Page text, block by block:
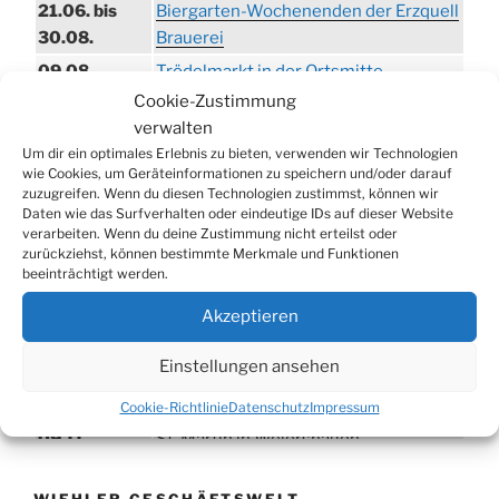
Cookie-Zustimmung
verwalten
Um dir ein optimales Erlebnis zu bieten, verwenden wir Technologien
wie Cookies, um Geräteinformationen zu speichern und/oder darauf
zuzugreifen. Wenn du diesen Technologien zustimmst, können wir
Daten wie das Surfverhalten oder eindeutige IDs auf dieser Website
verarbeiten. Wenn du deine Zustimmung nicht erteilst oder
zurückziehst, können bestimmte Merkmale und Funktionen
beeinträchtigt werden.
Akzeptieren
Einstellungen ansehen
Cookie-RichtlinieDatenschutzImpressum
21.06. bis
30.08.
Biergarten-Wochenenden der Erzquell
Brauerei
09.08.
Trödelmarkt in der Ortsmitte
Sommerfest in Helmerhausen
Beach-Volleyball-Turnier
13.09.
Wandertag
19.09.
Treckertreffen in Hengstenberg
ab 24.09.
Herbstprogramm im Burghaus
26.09.
Herbstbasar
80er/90er–Party
31.10.
Erzquell Brauerei: Halloween Party
Katharinenball in der Aula
St. Martin in Oberbantenberg
09.11.
St. Martin in Weiershagen